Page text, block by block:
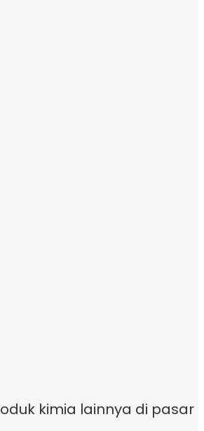
kimia lainnya di pasar